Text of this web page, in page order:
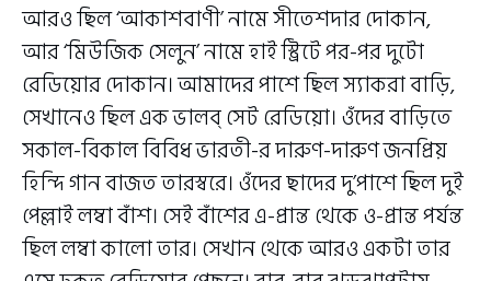
আরও ছিল ‘আকাশবাণী’ নামে সীতেশদার দোকান,
আর ‘মিউজিক সেলুন’ নামে হাই স্ট্রিটে পর-পর দুটো
রেডিয়োর দোকান। আমাদের পাশে ছিল স্যাকরা বাড়ি,
সেখানেও ছিল এক ভালব্ সেট রেডিয়ো। ওঁদের বাড়িতে
সকাল-বিকাল বিবিধ ভারতী-র দারুণ-দারুণ জনপ্রিয়
হিন্দি গান বাজত তারস্বরে। ওঁদের ছাদের দু’পাশে ছিল দুই
পেল্লাই লম্বা বাঁশ। সেই বাঁশের এ-প্রান্ত থেকে ও-প্রান্ত পর্যন্ত
ছিল লম্বা কালো তার। সেখান থেকে আরও একটা তার